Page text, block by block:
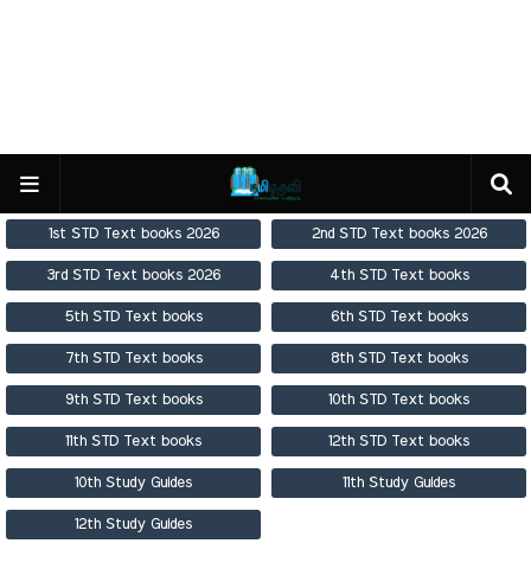
1st STD Text books 2026 2nd STD Text books 2026
3rd STD Text books 2026 4th STD Text books
5th STD Text books 6th STD Text books
7th STD Text books 8th STD Text books
9th STD Text books 10th STD Text books
11th STD Text books 12th STD Text books
10th Study Guides 11th Study Guides
12th Study Guides